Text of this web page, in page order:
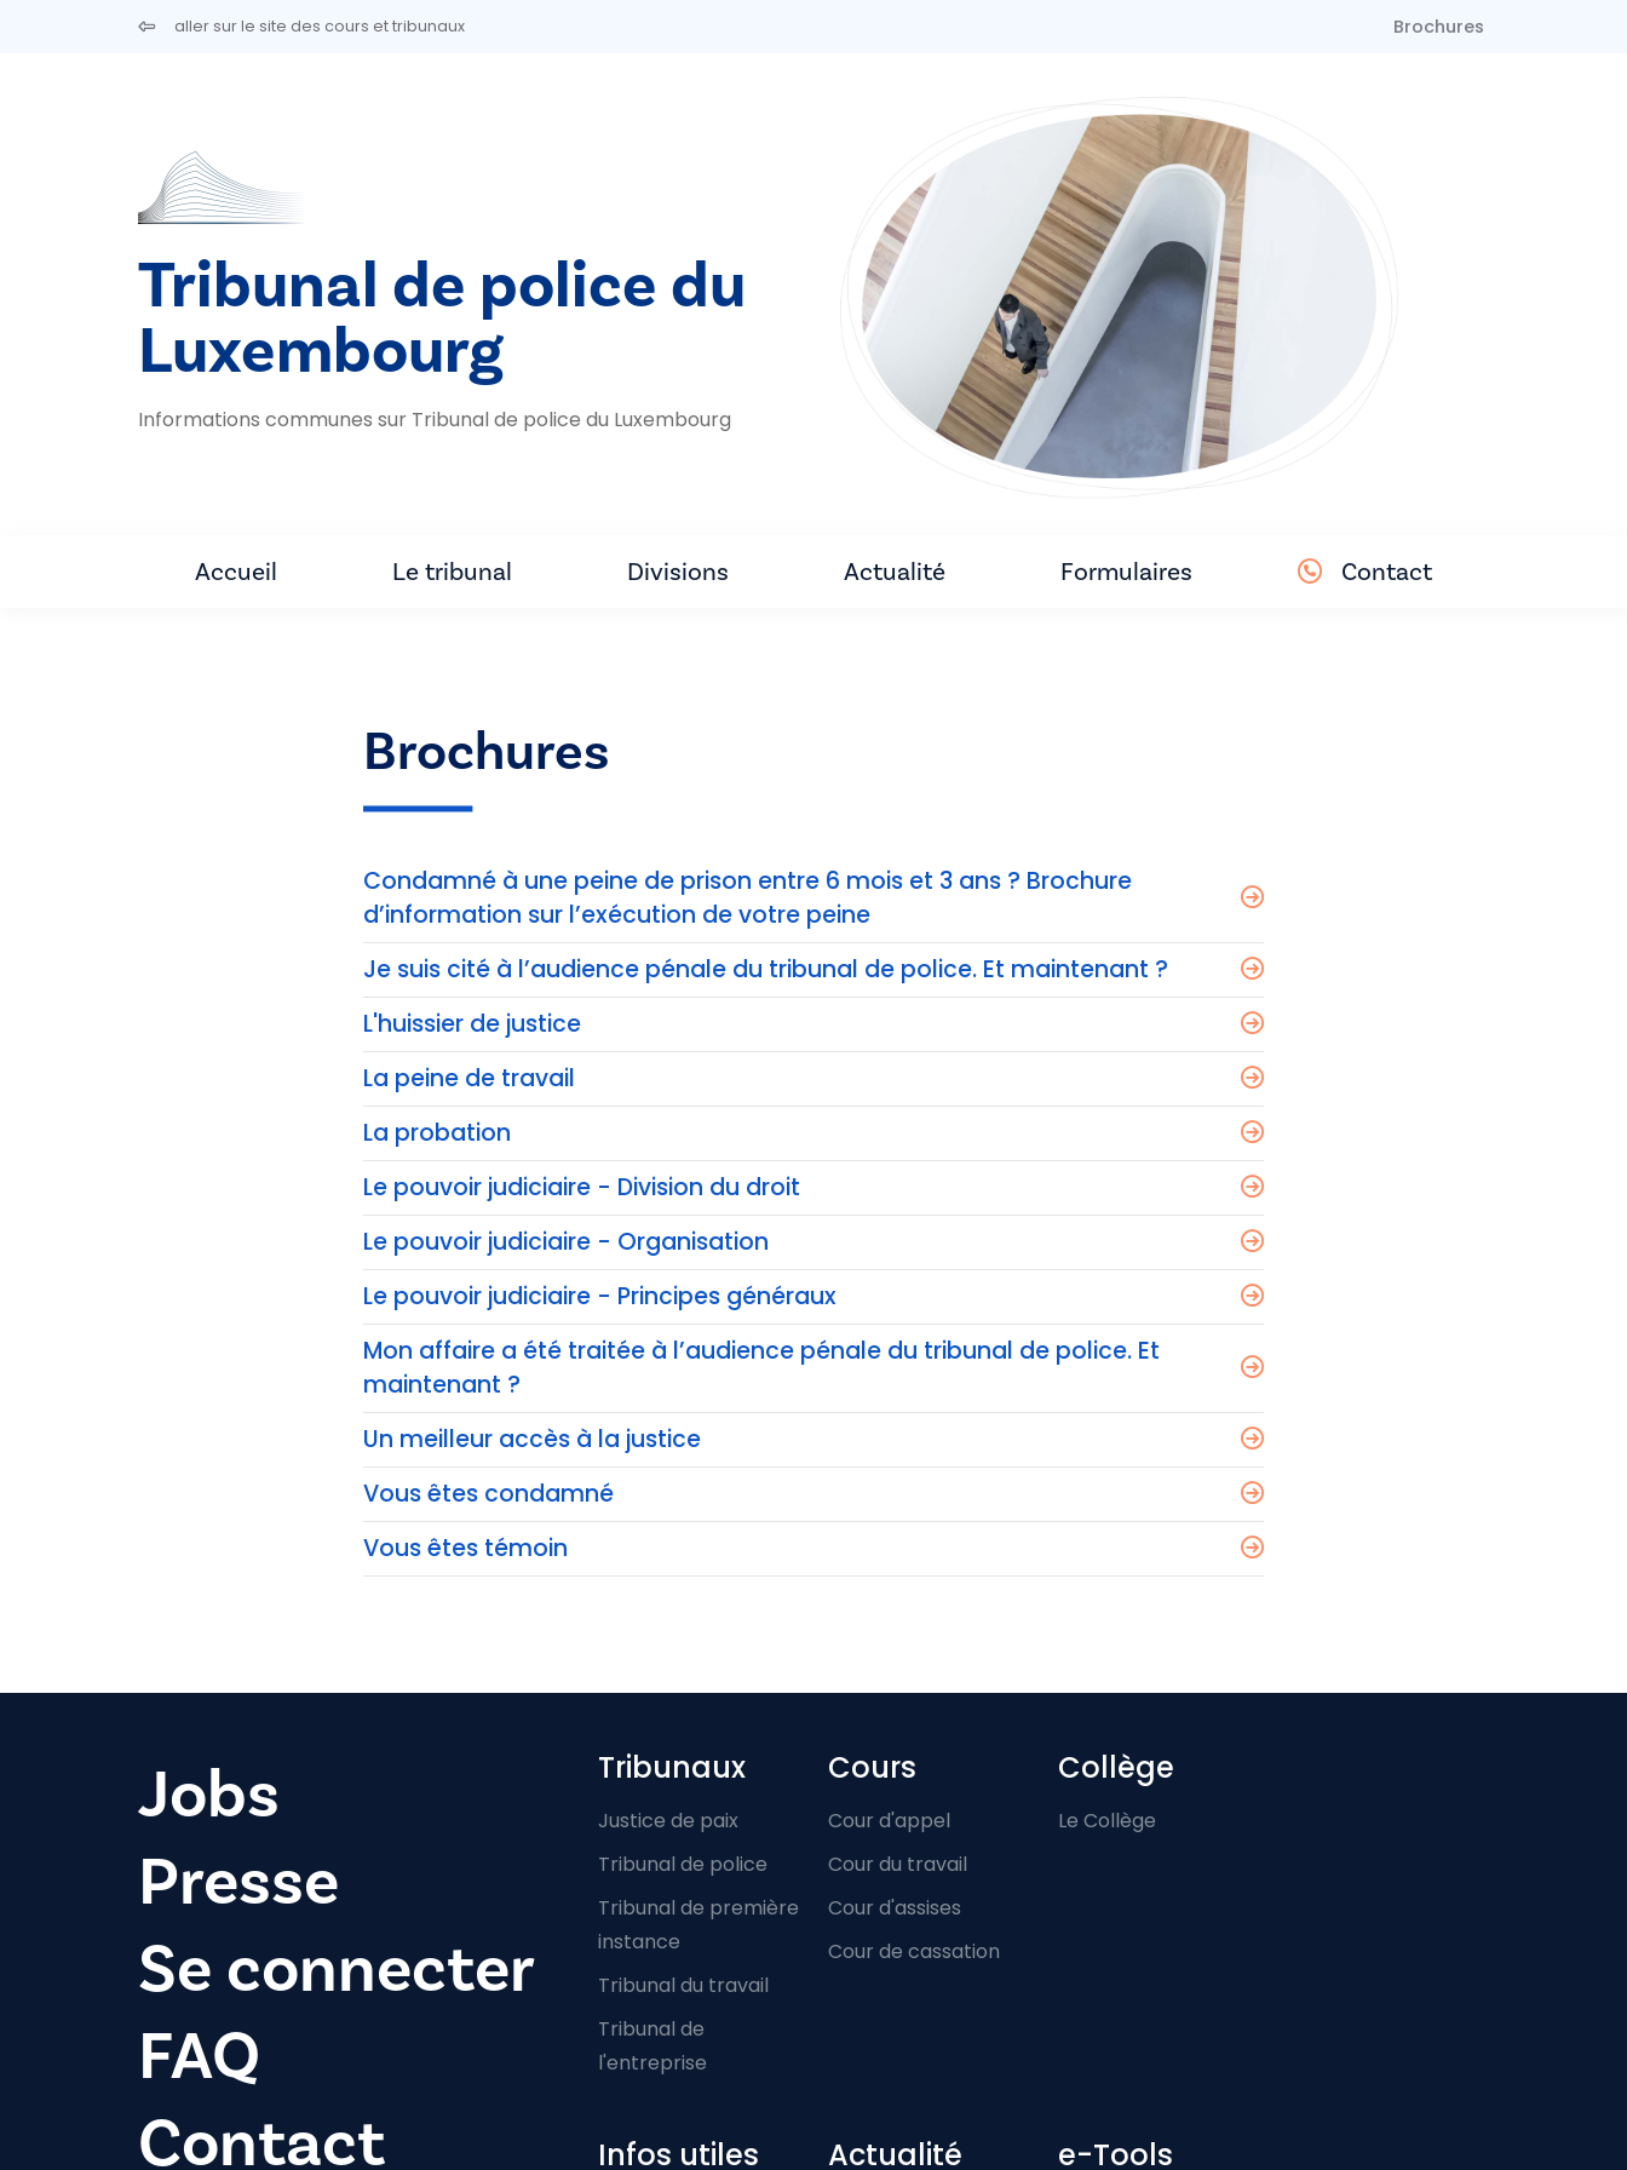
Aller au contenu principalaller sur le site des cours et tribunaux Brochures
Tribunal de police du
Luxembourg
Informations communes sur Tribunal de police du Luxembourg
Accueil Le tribunal Divisions Actualité Formulaires Contact
Brochures
Condamné à une peine de prison entre 6 mois et 3 ans ? Brochure
d’information sur l’exécution de votre peine
Je suis cité à l’audience pénale du tribunal de police. Et maintenant ?
L'huissier de justice
La peine de travail
La probation
Le pouvoir judiciaire - Division du droit
Le pouvoir judiciaire - Organisation
Le pouvoir judiciaire - Principes généraux
Mon affaire a été traitée à l’audience pénale du tribunal de police. Et
maintenant ?
Un meilleur accès à la justice
Vous êtes condamné
Vous êtes témoin
Jobs
Presse
Se connecter
FAQ
Contact
Footer-menu
Tribunaux
Justice de paix
Tribunal de police
Tribunal de première
instance
Tribunal du travail
Tribunal de
l'entreprise
Cours
Cour d'appel
Cour du travail
Cour d'assises
Cour de cassation
Collège
Le Collège
Infos utiles Actualité e-Tools